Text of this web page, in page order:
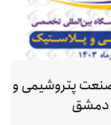
پتروشیمی و
دمشق